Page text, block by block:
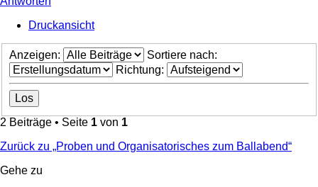
Druckansicht
Anzeigen:
Sortiere nach:
Richtung:
2 Beiträge • Seite 1 von 1
Zurück zu „Proben und Organisatorisches zum Ballabend“
Gehe zu